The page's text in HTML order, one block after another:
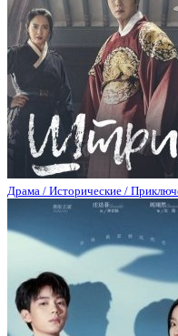
Драма / Исторические /